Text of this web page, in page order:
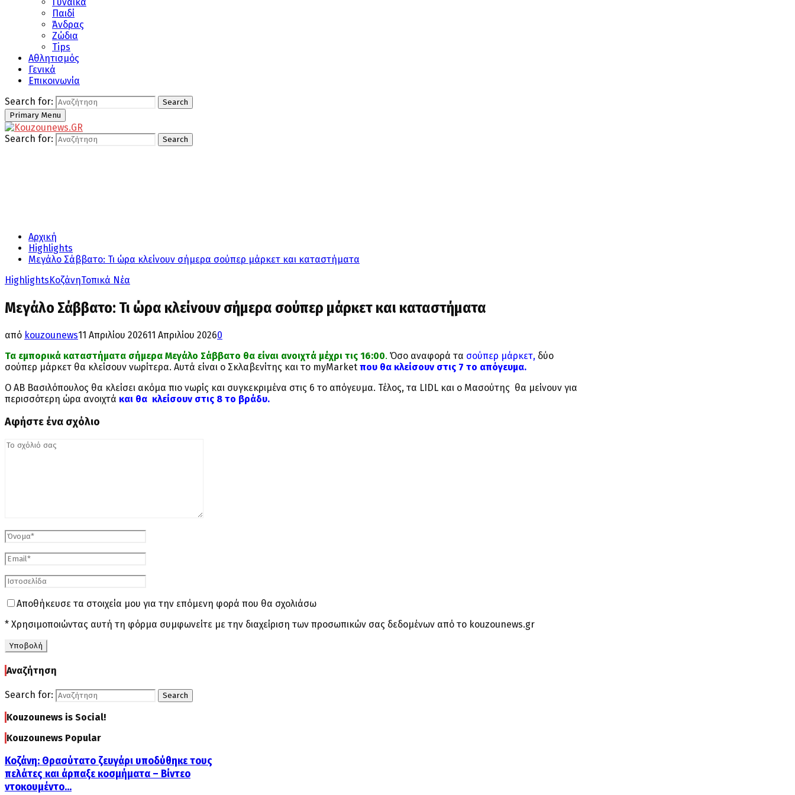
Παιδί
Άνδρας
Ζώδια
Tips
Αθλητισμός
Γενικά
Επικοινωνία
Search for:
Search
Primary Menu
Search for: Search
Αρχική
Highlights
Μεγάλο Σάββατο: Τι ώρα κλείνουν σήμερα σούπερ μάρκετ και καταστήματα
HighlightsΚοζάνηΤοπικά Νέα
Μεγάλο Σάββατο: Τι ώρα κλείνουν σήμερα σούπερ μάρκετ και καταστήματα
από kouzounews11 Απριλίου 202611 Απριλίου 20260
Τα εμπορικά καταστήματα σήμερα Μεγάλο Σάββατο θα είναι ανοιχτά μέχρι τις 16:00. Όσο αναφορά τα σούπερ μάρκετ, δύο
σούπερ μάρκετ θα κλείσουν νωρίτερα. Aυτά είναι ο Σκλαβενίτης και το myMarket που θα κλείσουν στις 7 το απόγευμα.
Ο ΑΒ Βασιλόπουλος θα κλείσει ακόμα πιο νωρίς και συγκεκριμένα στις 6 το απόγευμα. Τέλος, τα LIDL και ο Μασούτης θα μείνουν για
περισσότερη ώρα ανοιχτά και θα κλείσουν στις 8 το βράδυ.
Αφήστε ένα σχόλιο
Αποθήκευσε τα στοιχεία μου για την επόμενη φορά που θα σχολιάσω
* Χρησιμοποιώντας αυτή τη φόρμα συμφωνείτε με την διαχείριση των προσωπικών σας δεδομένων από το kouzounews.gr
Αναζήτηση
Search for: Search
Kouzounews is Social!
Kouzounews Popular
Κοζάνη: Θρασύτατο ζευγάρι υποδύθηκε τους
πελάτες και άρπαξε κοσμήματα – Βίντεο
ντοκουμέντο...